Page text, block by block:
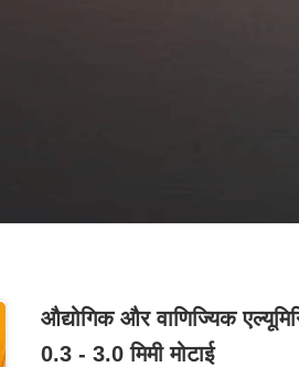
औद्योगिक और वाणिज्यिक
0.3 - 3.0 मिमी मोटाई